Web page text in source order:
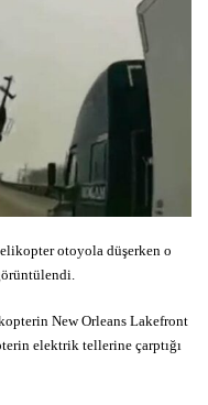
otoyola düşerken o
New Orleans Lakefront
elektrik tellerine çarptığı